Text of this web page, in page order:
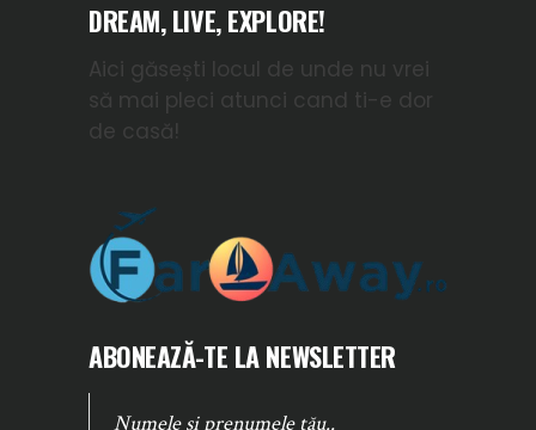
DREAM, LIVE, EXPLORE!
Aici găsești locul de unde nu vrei
să mai pleci atunci cand ti-e dor
de casă!
ABONEAZĂ-TE LA NEWSLETTER